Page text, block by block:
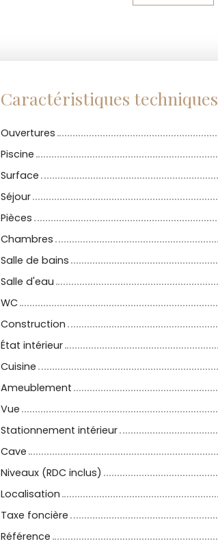
Caractéristiques techniques
Ouvertures
Piscine
Surface
Séjour
Pièces
Chambres
Salle de bains
Salle d'eau
WC
Construction
État intérieur
Cuisine
Ameublement
Vue
Stationnement intérieur
Cave
Niveaux (RDC inclus)
Localisation
Taxe foncière
Référence